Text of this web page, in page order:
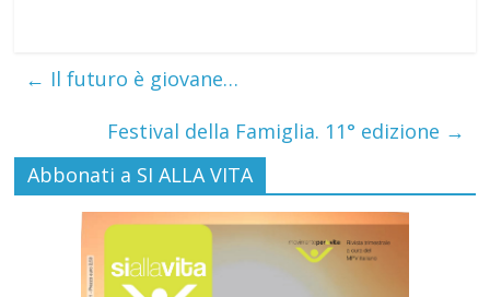
← Il futuro è giovane…
Festival della Famiglia. 11° edizione →
Abbonati a SI ALLA VITA